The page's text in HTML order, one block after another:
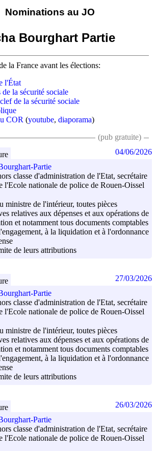
Nominations au JO
Bourghart Partie
la France avant les élections:
l'État
de la sécurité sociale
de la sécurité sociale
COR (youtube, diaporama)
(pub gratuite)
Partie
classe d'administration de l'Etat, secrétaire
l'Ecole nationale de police de Rouen-Oissel
ministre de l'intérieur, toutes pièces
relatives aux dépenses et aux opérations de
et notamment tous documents comptables
à la liquidation et à l'ordonnance
de leurs attributions
04/06/2026
Partie
classe d'administration de l'Etat, secrétaire
l'Ecole nationale de police de Rouen-Oissel
ministre de l'intérieur, toutes pièces
relatives aux dépenses et aux opérations de
et notamment tous documents comptables
à la liquidation et à l'ordonnance
de leurs attributions
27/03/2026
Partie
classe d'administration de l'Etat, secrétaire
l'Ecole nationale de police de Rouen-Oissel
26/03/2026